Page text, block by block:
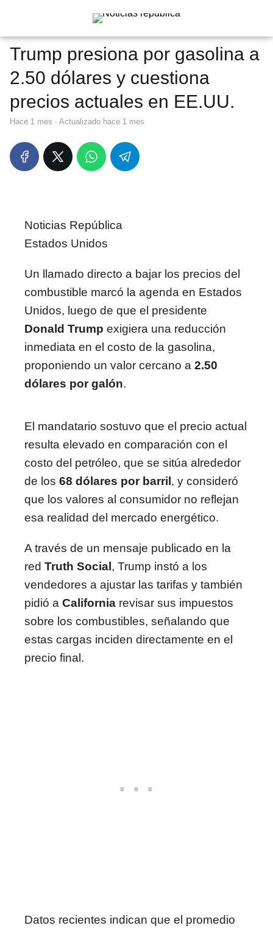
Trump presiona por gasolina a
2.50 dólares y cuestiona
precios actuales en EE.UU.
hace 1 mes · Actualizado hace 1 mes
Noticias República
Estados Unidos
Un llamado directo a bajar los precios del
combustible marcó la agenda en Estados
Unidos, luego de que el presidente
Donald Trump exigiera una reducción
inmediata en el costo de la gasolina,
proponiendo un valor cercano a 2.50
dólares por galón.
El mandatario sostuvo que el precio actual
resulta elevado en comparación con el
costo del petróleo, que se sitúa alrededor
de los 68 dólares por barril , y consideró
que los valores al consumidor no reflejan
esa realidad del mercado energético.
A través de un mensaje publicado en la
red Truth Social , Trump instó a los
vendedores a ajustar las tarifas y también
pidió a California revisar sus impuestos
sobre los combustibles, señalando que
estas cargas inciden directamente en el
precio final.
Datos recientes indican que el promedio